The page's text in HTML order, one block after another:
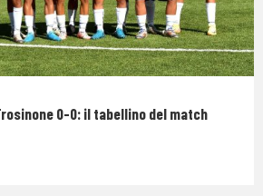
0-0: il tabellino del match